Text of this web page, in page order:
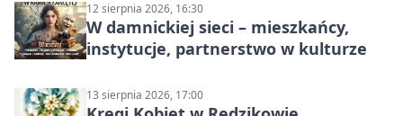
12 sierpnia 2026, 16:30
W damnickiej sieci – mieszkańcy,
instytucje, partnerstwo w kulturze
13 sierpnia 2026, 17:00